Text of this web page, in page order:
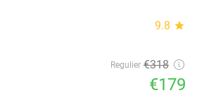
9.8 star
Regulier €318
€179